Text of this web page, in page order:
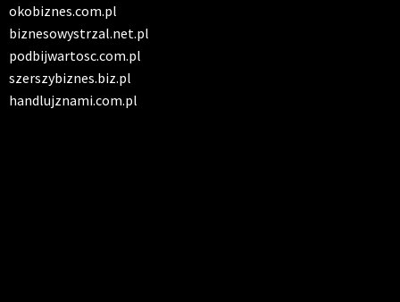
okobiznes.com.pl
biznesowystrzal.net.pl
podbijwartosc.com.pl
szerszybiznes.biz.pl
handlujznami.com.pl